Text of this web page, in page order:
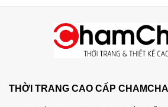
THỜI TRANG CAO CẤP